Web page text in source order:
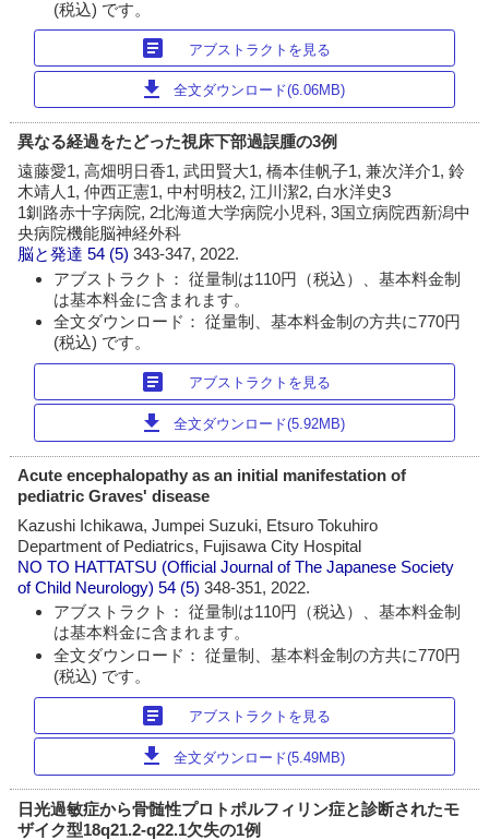
(税込) です。
article アブストラクトを見る
download 全文ダウンロード(6.06MB)
異なる経過をたどった視床下部過誤腫の3例
遠藤愛1, 高畑明日香1, 武田賢大1, 橋本佳帆子1, 兼次洋介1, 鈴
木靖人1, 仲西正憲1, 中村明枝2, 江川潔2, 白水洋史3
1釧路赤十字病院, 2北海道大学病院小児科, 3国立病院西新潟中
央病院機能脳神経外科
脳と発達 54 (5)343-347, 2022.
アブストラクト： 従量制は110円（税込）、基本料金制
は基本料金に含まれます。
全文ダウンロード： 従量制、基本料金制の方共に770円
(税込) です。
article アブストラクトを見る
download 全文ダウンロード(5.92MB)
Acute encephalopathy as an initial manifestation of
pediatric Graves' disease
Kazushi Ichikawa, Jumpei Suzuki, Etsuro Tokuhiro
Department of Pediatrics, Fujisawa City Hospital
NO TO HATTATSU (Official Journal of The Japanese Society
of Child Neurology) 54 (5)348-351, 2022.
アブストラクト： 従量制は110円（税込）、基本料金制
は基本料金に含まれます。
全文ダウンロード： 従量制、基本料金制の方共に770円
(税込) です。
article アブストラクトを見る
download 全文ダウンロード(5.49MB)
日光過敏症から骨髄性プロトポルフィリン症と診断されたモ
ザイク型18q21.2-q22.1欠失の1例